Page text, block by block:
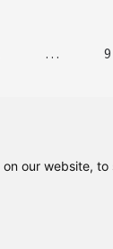
our website,
… 9